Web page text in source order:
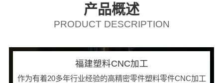
产品概述
PRODUCT DESCRIPTION
福建塑料CNC加工
作为有着20多年行业经验的高精密零件塑料零件CNC加工